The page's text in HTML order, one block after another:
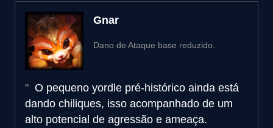
Gnar
Dano de Ataque base reduzido.
O pequeno yordle pré-histórico ainda está
dando chiliques, isso acompanhado de um
alto potencial de agressão e ameaça.